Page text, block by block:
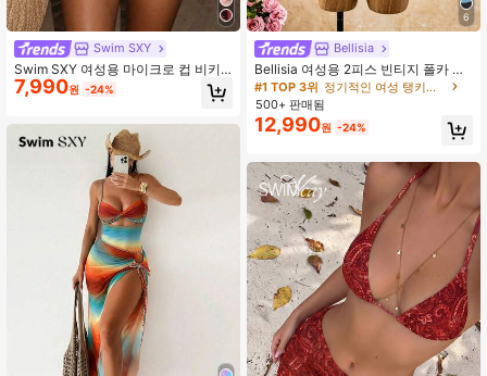
Swim SXY
Swim SXY 여성용 마이크로 컵 비키
니 스팽글, 섹시 & 패셔너블, 와인 레
드, 봄/여름 해변, 일광욕, 스파, 휴가,
7,990원 -24%
6
Bellisia
Bellisia 여성용 2피스 빈티지 폴카 도
트 프린트 스파게티 스트랩 탱크탑 및
드로스트링 숏츠 비키니 세트, 여름 해
변 휴가에 적합
#1 TOP 3위
정기적인 여성 탱키니스
거의 매진!
#1 TOP 3위
정기적인 여성 탱키니스
거의 매진!
#1 TOP 3위
정기적인 여성 탱키니스
거의 매진!
#1 TOP 3위
거의 매진!
500+ 판매됨
12,990원 -24%